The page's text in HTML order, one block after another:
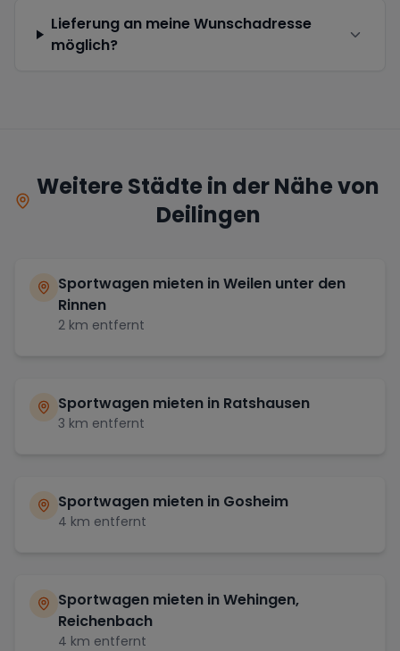
Lieferung an meine Wunschadresse
möglich?
Weitere Städte in der Nähe von
Deilingen
Sportwagen mieten inWeilen unter den
Rinnen
2 km entfernt
Sportwagen mieten in Ratshausen
3 km entfernt
Sportwagen mieten in Gosheim
4 km entfernt
Sportwagen mieten inWehingen,
Reichenbach
4 km entfernt